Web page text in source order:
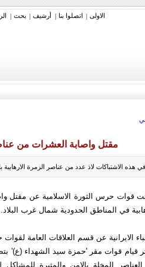
الاولی | اتصلوا بنا | أرشیف | بحث |
مقتل واصابة العشرات من
الاشتباكات لاذ عدد من عناصر الزمرة الارهابية بالفرار كما اصيب 3
قوات حرس الثورة الاسلامية عن مقتل
في المناطق الحدودية شمال غرب البلاد.
الایرانیة عن قسم العلاقات العامة
اثر قيام قوات مقر 'حمزة سيد الشهداء (ع)'
المخلة بالامن والمثيرة للمشاكل